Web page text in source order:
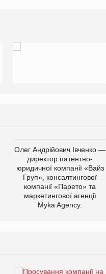
Олег Андрійович Івченко —
директор патентно-
юридичної компанії «Вайз
Груп», консалтингової
компанії «Парето» та
маркетингової агенції
Myka Agency.